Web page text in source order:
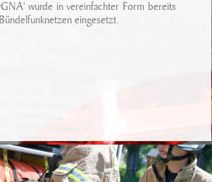
wurde in vereinfachter Form bereits
eingesetzt.